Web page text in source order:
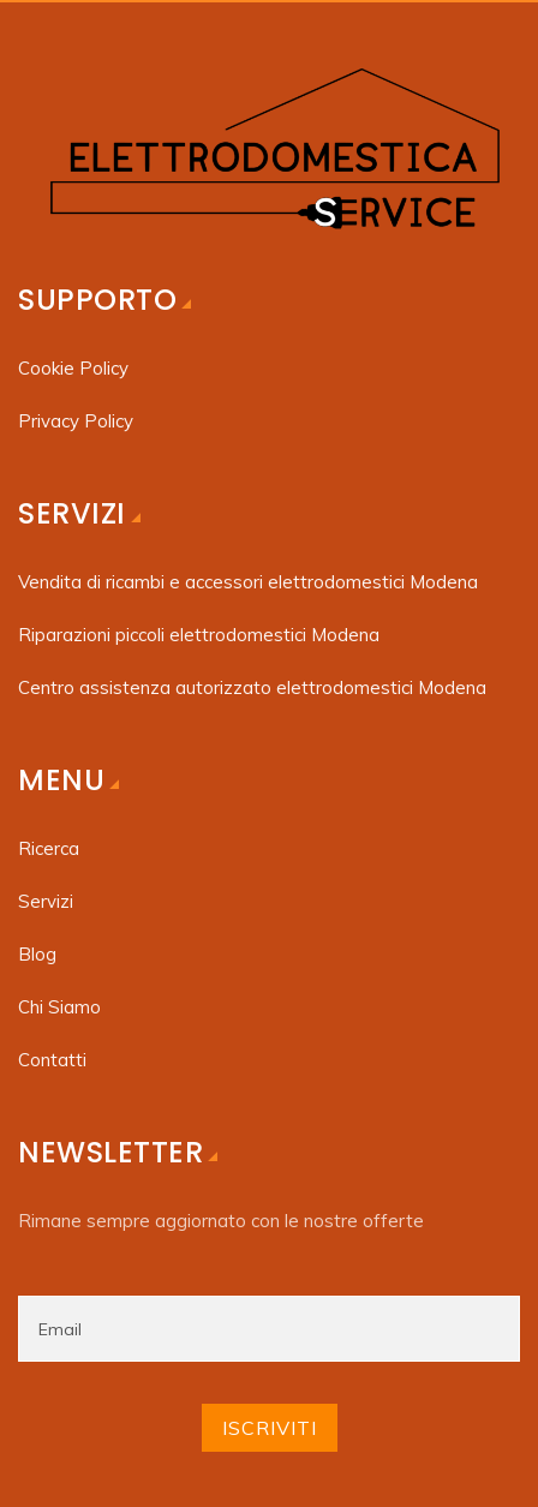
SUPPORTO
Cookie Policy
Privacy Policy
SERVIZI
Vendita di ricambi e accessori elettrodomestici Modena
Riparazioni piccoli elettrodomestici Modena
Centro assistenza autorizzato elettrodomestici Modena
MENU
Ricerca
Servizi
Blog
Chi Siamo
Contatti
NEWSLETTER
Rimane sempre aggiornato con le nostre offerte